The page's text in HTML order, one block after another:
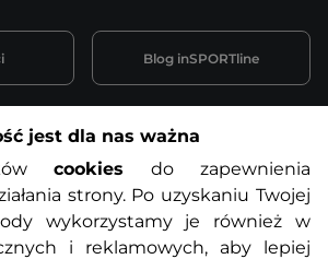
o zakupach
Regulamin sklepu
Blog inSPORTline
jest dla nas ważna
cookies do zapewnienia
strony. Po uzyskaniu Twojej
wykorzystamy je również w
i reklamowych, aby lepiej